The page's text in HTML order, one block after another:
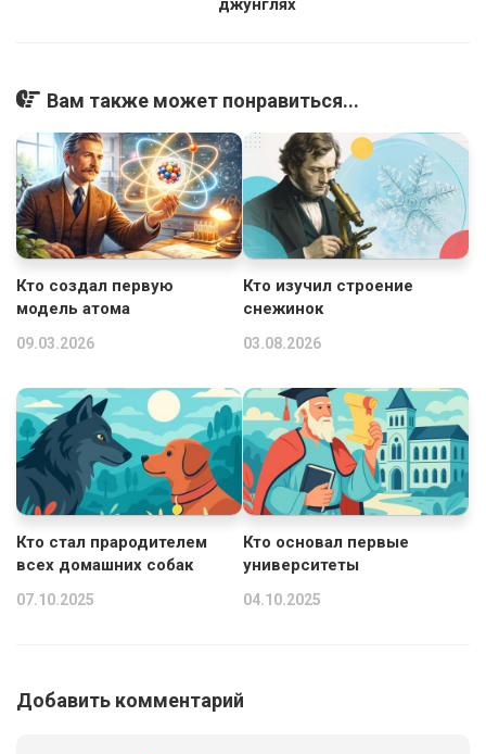
джунглях
Вам также может понравиться...
Кто создал первую
модель атома
09.03.2026
Кто изучил строение
снежинок
03.08.2026
Кто стал прародителем
всех домашних собак
07.10.2025
Кто основал первые
университеты
04.10.2025
Добавить комментарий